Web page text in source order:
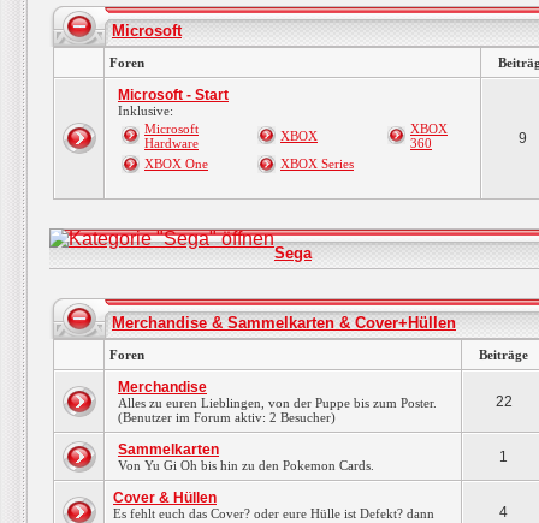
Microsoft
Foren
Microsoft - Start
Inklusive:
Microsoft
Hardware
XBOX
XBOX
360
XBOX One
XBOX Series
9
Sega
Merchandise & Sammelkarten & Cover+Hüllen
Foren Beiträge
Merchandise
Alles zu euren Lieblingen, von der Puppe bis zum Poster.
(Benutzer im Forum aktiv: 2 Besucher)
22
Sammelkarten
Von Yu Gi Oh bis hin zu den Pokemon Cards. 1
Cover & Hüllen
Es fehlt euch das Cover? oder eure Hülle ist Defekt? dann
4